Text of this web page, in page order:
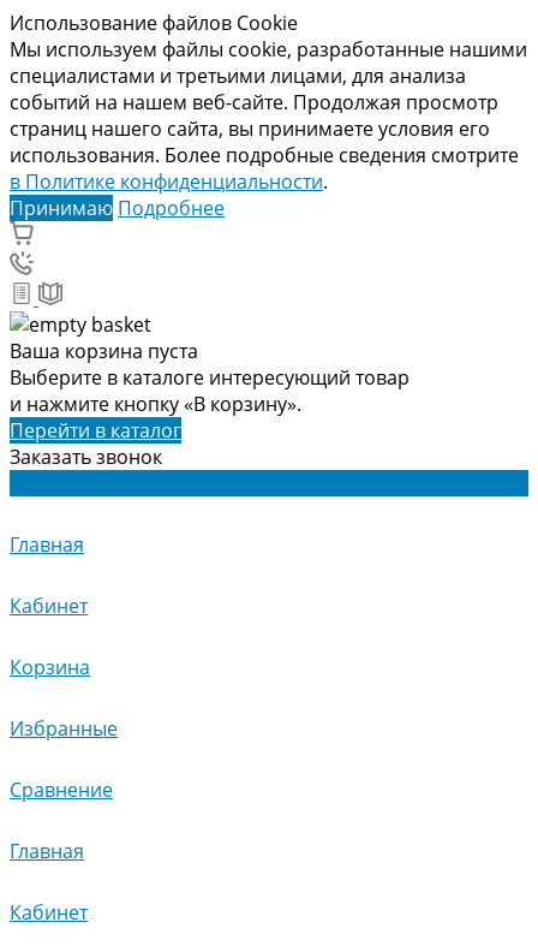
Использование файлов Cookie
Мы используем файлы cookie, разработанные нашими
специалистами и третьими лицами, для анализа
событий на нашем веб-сайте. Продолжая просмотр
страниц нашего сайта, вы принимаете условия его
использования. Более подробные сведения смотрите
в Политике конфиденциальности.
Принимаю Подробнее
Ваша корзина пуста
Выберите в каталоге интересующий товар
и нажмите кнопку «В корзину».
Перейти в каталог
Заказать звонок
Главная
Кабинет
Корзина
Избранные
Сравнение
Главная
Кабинет